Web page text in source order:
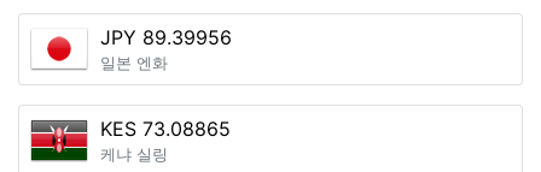
JPY 89.39956
일본 엔화
KES 73.08865
케냐 실링